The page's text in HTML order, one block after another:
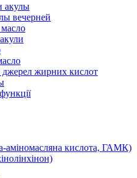
акулы
вечерней
джерел жирних кислот
аміномасляна кислота, ГАМК)